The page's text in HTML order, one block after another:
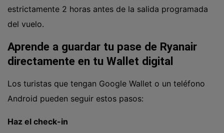
estrictamente 2 horas antes de la salida programada
del vuelo.
Aprende a guardar tu pase de Ryanair
directamente en tu Wallet digital
Los turistas que tengan Google Wallet o un teléfono
Android pueden seguir estos pasos:
Haz el check-in